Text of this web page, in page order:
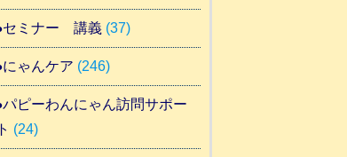
セミナー 講義(37)
にゃんケア (246)
パピーわんにゃん訪問サポー
ト (24)